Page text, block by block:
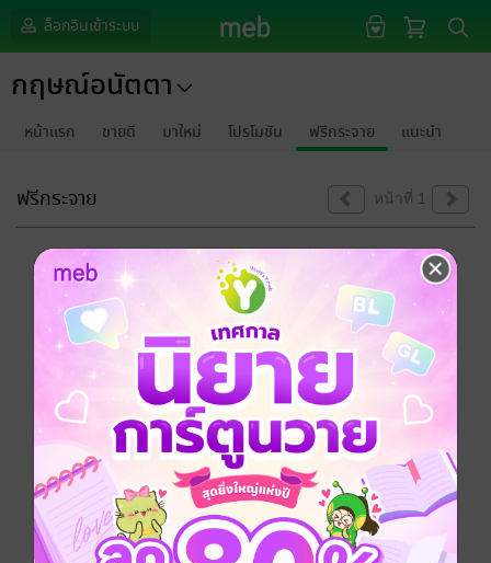
ล็อกอินเข้าระบบ
กฤษณ์อนัตตา
หน้าแรก ขายดี มาใหม่ โปรโมชัน ฟรีกระจาย แนะนำ
ฟรีกระจาย หน้าที่ 1
ขออภัยด้วยนะคะ
ไม่พบข้อมูลในหัวข้อที่คุณกำลังชมค่ะ